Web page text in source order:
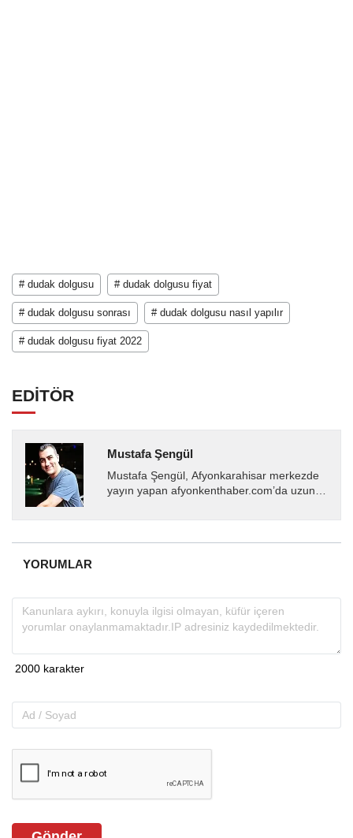
# dudak dolgusu # dudak dolgusu fiyat
# dudak dolgusu sonrası # dudak dolgusu nasıl yapılır
# dudak dolgusu fiyat 2022
EDİTÖR
Mustafa Şengül
Mustafa Şengül, Afyonkarahisar merkezde
yayın yapan afyonkenthaber.com’da uzun
almakta, haber akışı...
YORUMLAR